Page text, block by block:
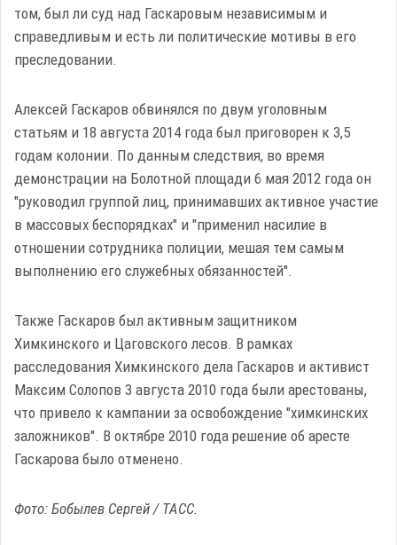
том, был ли суд над Гаскаровым независимым и
справедливым и есть ли политические мотивы в его
преследовании.
Алексей Гаскаров обвинялся по двум уголовным
статьям и 18 августа 2014 года был приговорен к 3,5
годам колонии. По данным следствия, во время
демонстрации на Болотной площади 6 мая 2012 года он
"руководил группой лиц, принимавших активное участие
в массовых беспорядках" и "применил насилие в
отношении сотрудника полиции, мешая тем самым
выполнению его служебных обязанностей".
Также Гаскаров был активным защитником
Химкинского и Цаговского лесов. В рамках
расследования Химкинского дела Гаскаров и активист
Максим Солопов 3 августа 2010 года были арестованы,
что привело к кампании за освобождение "химкинских
заложников". В октябре 2010 года решение об аресте
Гаскарова было отменено.
Фото: Бобылев Сергей / ТАСС.